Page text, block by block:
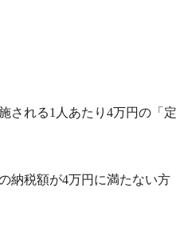
される1人あたり4万円の「定
納税額が4万円に満たない方